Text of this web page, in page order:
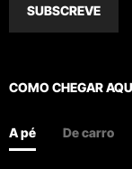
SUBSCREVE
COMO CHEGAR
A pé De carro